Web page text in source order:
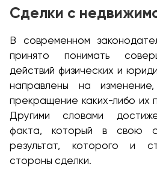
Сделки с
В современном
принято понимать
действий физических и
направлены на
прекращение каких-либо их
Другими словами
факта, который в свою
результат, которого и
стороны сделки.